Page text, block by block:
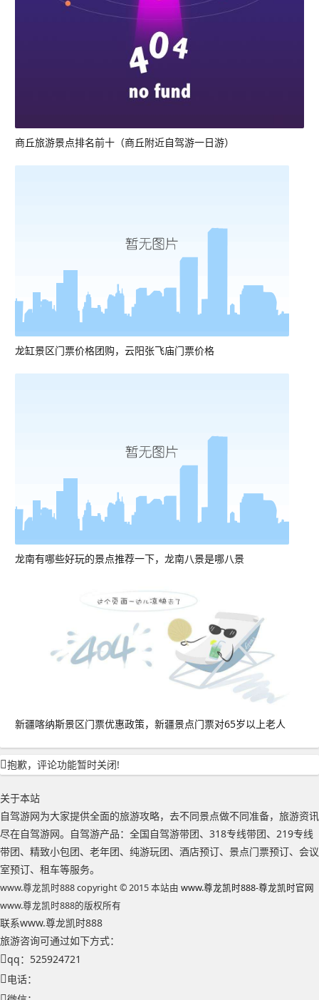
商丘旅游景点排名前十（商丘附近自驾游一日游）
龙缸景区门票价格团购，云阳张飞庙门票价格
龙南有哪些好玩的景点推荐一下，龙南八景是哪八景
新疆喀纳斯景区门票优惠政策，新疆景点门票对65岁以上老人
抱歉，评论功能暂时关闭!
关于本站
自驾游网为大家提供全面的旅游攻略，去不同景点做不同准备，旅游资讯
尽在自驾游网。自驾游产品：全国自驾游带团、318专线带团、219专线
带团、精致小包团、老年团、纯游玩团、酒店预订、景点门票预订、会议
室预订、租车等服务。
www.尊龙凯时888 copyright © 2015 本站由 www.尊龙凯时888-尊龙凯时官网
www.尊龙凯时888的版权所有
联系www.尊龙凯时888
旅游咨询可通过如下方式：
qq：525924721
电话：